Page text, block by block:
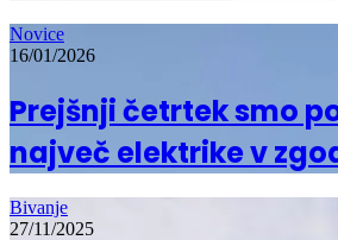
Novice
16/01/2026
Prejšnji četrtek smo
največ elektrike v
Bivanje
27/11/2025